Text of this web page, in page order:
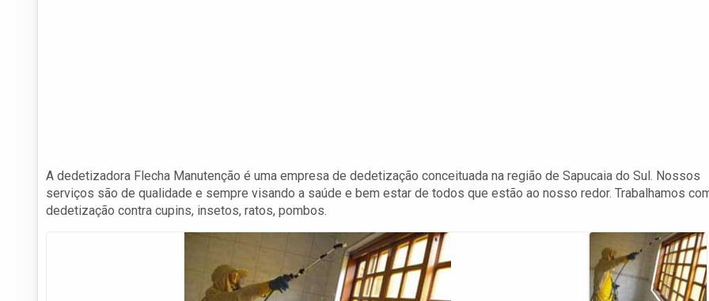
A dedetizadora Flecha Manutenção é uma empresa de dedetização conceituada na região de Sapucaia do Sul. Nossos
serviços são de qualidade e sempre visando a saúde e bem estar de todos que estão ao nosso redor. Trabalhamos
dedetização contra cupins, insetos, ratos, pombos.